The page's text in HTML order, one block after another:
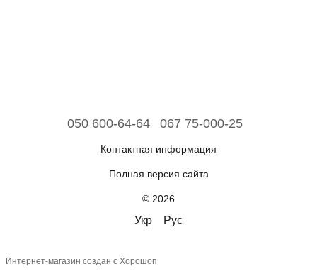
050 600-64-64 067 75-000-25
Контактная информация
Полная версия сайта
© 2026
Укр Рус
Интернет-магазин создан с Хорошоп